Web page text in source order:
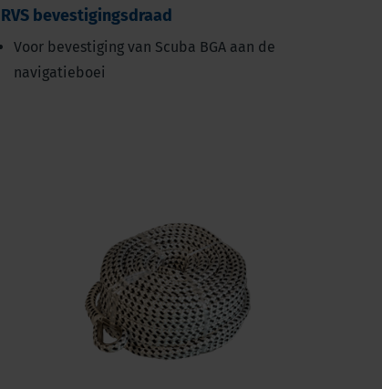
RVS bevestigingsdraad
Voor bevestiging van Scuba BGA aan de
navigatieboei